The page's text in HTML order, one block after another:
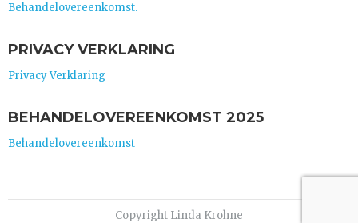
Behandelovereenkomst.
PRIVACY VERKLARING
Privacy Verklaring
BEHANDELOVEREENKOMST 2025
Behandelovereenkomst
Copyright Linda Krohne